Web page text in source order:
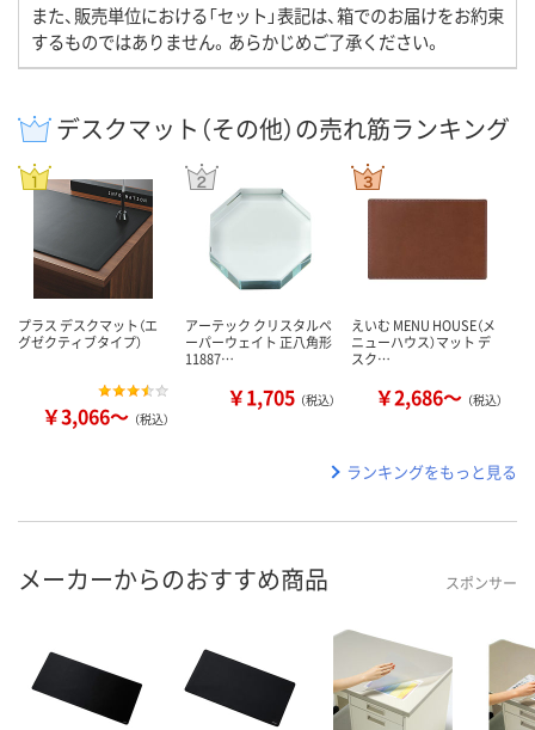
また、販売単位における「セット」表記は、箱でのお届けをお約束
するものではありません。あらかじめご了承ください。
デスクマット（その他）の売れ筋ランキング
プラス デスクマット（エ
グゼクティブタイプ）
￥3,066～ （税込）
アーテック クリスタルペ
ーパーウェイト 正八角形
11887…
￥1,705 （税込）
えいむ MENU HOUSE（メ
ニューハウス）マット デ
スク…
￥2,686～ （税込）
ランキングをもっと見る
メーカーからのおすすめ商品 スポンサー